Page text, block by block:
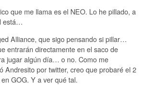
que me llama es el NEO. Lo he pillado, a
está…
Alliance, que sigo pensando si pillar…
entrarán directamente en el saco de
jugar algún día… o no. Como me
Andresito por twitter, creo que probaré el 2
GOG. Y a ver qué tal.